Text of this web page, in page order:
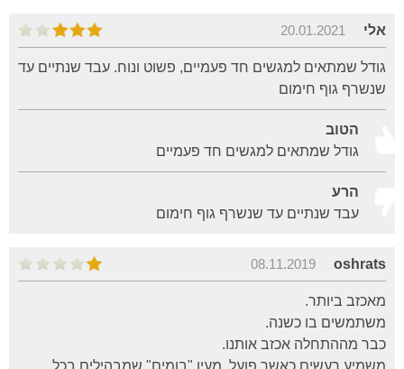
אלי 20.01.2021
גודל שמתאים למגשים חד פעמיים, פשוט ונוח. עבד שנתיים עד
שנשרף גוף חימום
הטוב
גודל שמתאים למגשים חד פעמיים
הרע
עבד שנתיים עד שנשרף גוף חימום
oshrats
08.11.2019
מאכזב ביותר.
משתמשים בו כשנה.
כבר מההתחלה אכזב אותנו.
משמיע רעשים כאשר פועל. מעין "בומים" שמבהילים בכל